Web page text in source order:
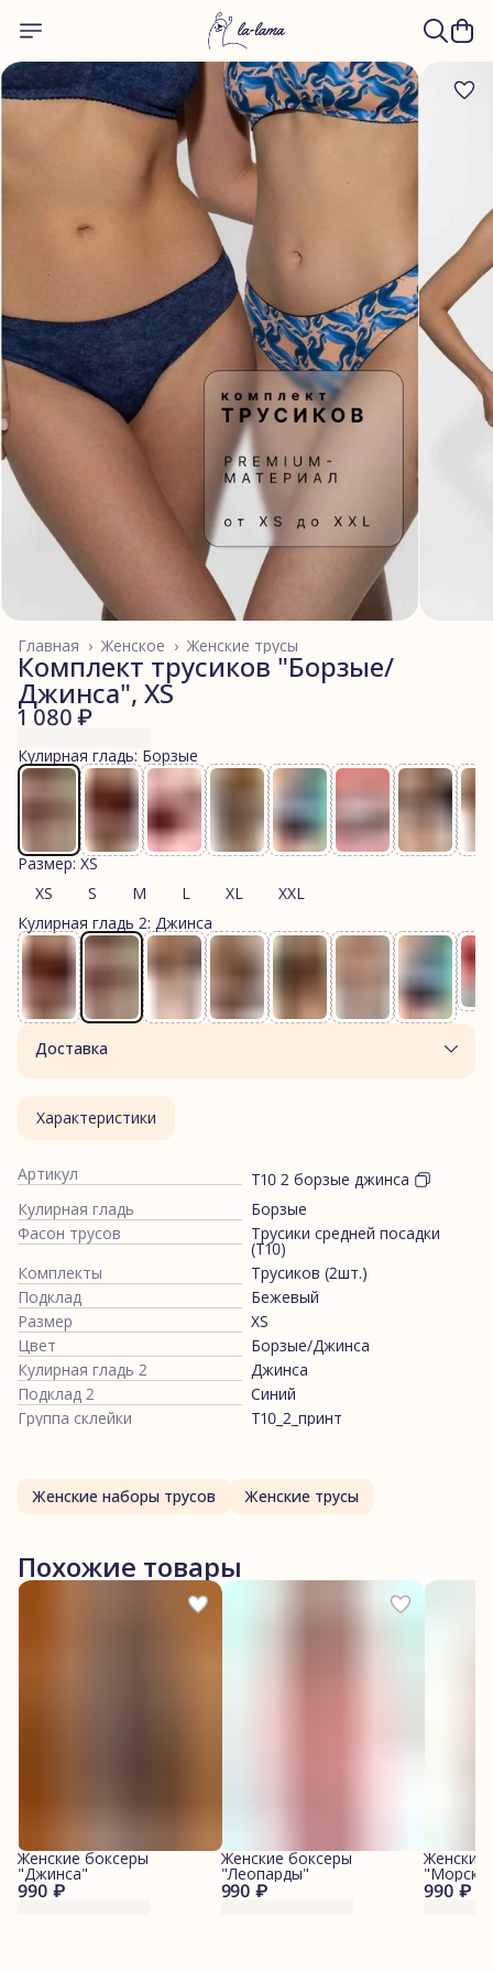
Женские трусы
Женское ›
Главная ›
Комплект трусиков "Борзые/
Джинса", XS
1 080 ₽
Кулирная гладь: Борзые
Размер: XS
XS
S M L XL
XXL
Кулирная гладь 2: Джинса
Доставка
Характеристики
Артикул
Т10 2 борзые джинса
Кулирная гладь
Борзые
Фасон трусов
Трусики средней посадки
(Т10)
Комплекты
Трусиков (2шт.)
Подклад
Бежевый
Размер
XS
Цвет
Борзые/Джинса
Кулирная гладь 2
Джинса
Подклад 2
Синий
Группа склейки
Т10_2_принт
Женские наборы трусов Женские трусы
Похожие товары
990 ₽
Женские боксеры
"Джинса"
990 ₽
Женские боксеры
"Леопарды"
990 ₽
Женские